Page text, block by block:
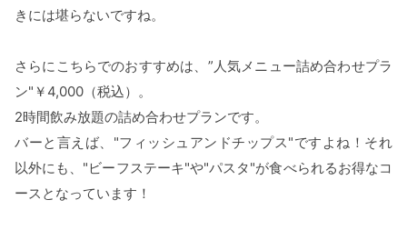
きには堪らないですね。
さらにこちらでのおすすめは、”人気メニュー詰め合わせプラ
ン"￥4,000（税込）。
2時間飲み放題の詰め合わせプランです。
バーと言えば、"フィッシュアンドチップス"ですよね！それ
以外にも、"ビーフステーキ"や"パスタ"が食べられるお得なコ
ースとなっています！